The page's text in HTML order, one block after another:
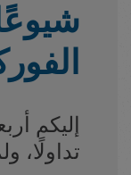
إليكم
تداولًا،